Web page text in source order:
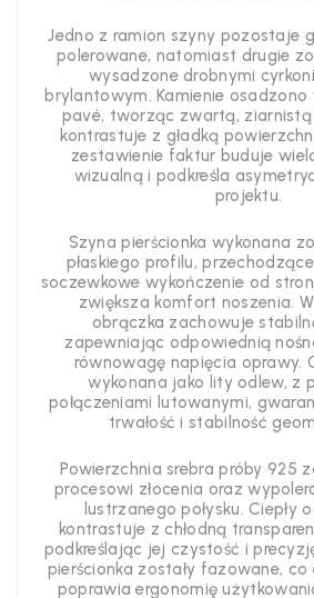
Jedno z ramion szyny pozostaje
polerowane, natomiast drugie
wysadzone drobnymi
brylantowym. Kamienie
pavé, tworząc zwartą,
kontrastuje z gładką
zestawienie faktur buduje
wizualną i podkreśla
projektu.
Szyna pierścionka wykonana
płaskiego profilu,
soczewkowe wykończenie od
zwiększa komfort noszenia.
obrączka zachowuje
zapewniając odpowiednią
równowagę napięcia oprawy.
wykonana jako lity odlew, z
połączeniami lutowanymi,
trwałość i stabilność
Powierzchnia srebra próby 925
procesowi złocenia oraz
lustrzanego połysku. Ciepły
kontrastuje z chłodną
podkreślając jej czystość i
pierścionka zostały fazowane, co
poprawia ergonomię